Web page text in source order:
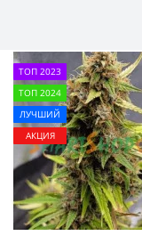
ТОП 2023
ТОП 2024
ЛУЧШИЙ
АКЦИЯ